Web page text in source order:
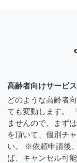
高齢者向けサービ
どのような高齢者
ても変動します。
ませんので、まず
を頂いて、個別チ
い。 ※依頼申請後
ば、キャンセル可能